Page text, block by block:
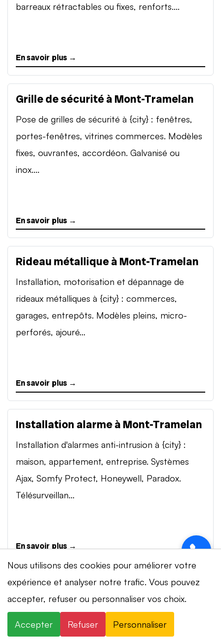
barreaux rétractables ou fixes, renforts....
En savoir plus →
Grille de sécurité à Mont-Tramelan
Pose de grilles de sécurité à {city} : fenêtres,
portes-fenêtres, vitrines commerces. Modèles
fixes, ouvrantes, accordéon. Galvanisé ou
inox....
En savoir plus →
Rideau métallique à Mont-Tramelan
Installation, motorisation et dépannage de
rideaux métalliques à {city} : commerces,
garages, entrepôts. Modèles pleins, micro-
perforés, ajouré...
En savoir plus →
Installation alarme à Mont-Tramelan
Installation d'alarmes anti-intrusion à {city} :
maison, appartement, entreprise. Systèmes
Ajax, Somfy Protect, Honeywell, Paradox.
Télésurveillan...
En savoir plus →
Vidéosurveillance à Mont-Tramelan
Installation de systèmes de vidéosurveillance à
{city} : caméras IP 4K, visionnage smartphone,
Nous utilisons des cookies pour améliorer votre
expérience et analyser notre trafic. Vous pouvez
accepter, refuser ou personnaliser vos choix.
Accepter Refuser Personnaliser
⚡ Intervention en 20 min· 24h/24 · 7j/7 ·
Devis gratuit
+41 78 319 32 82
WhatsApp